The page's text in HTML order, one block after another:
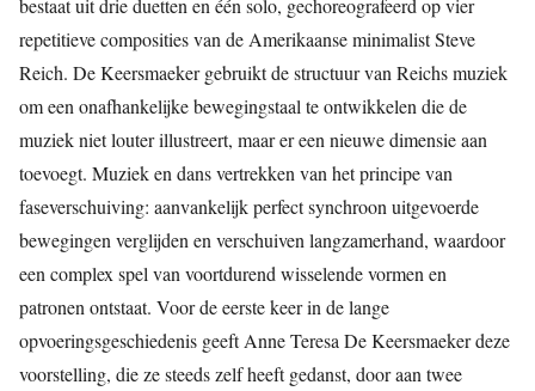
bestaat uit drie duetten en één solo, gechoreografeerd op vier
repetitieve composities van de Amerikaanse minimalist Steve
Reich. De Keersmaeker gebruikt de structuur van Reichs muziek
om een onafhankelijke bewegingstaal te ontwikkelen die de
muziek niet louter illustreert, maar er een nieuwe dimensie aan
toevoegt. Muziek en dans vertrekken van het principe van
faseverschuiving: aanvankelijk perfect synchroon uitgevoerde
bewegingen verglijden en verschuiven langzamerhand, waardoor
een complex spel van voortdurend wisselende vormen en
patronen ontstaat. Voor de eerste keer in de lange
opvoeringsgeschiedenis geeft Anne Teresa De Keersmaeker deze
voorstelling, die ze steeds zelf heeft gedanst, door aan twee